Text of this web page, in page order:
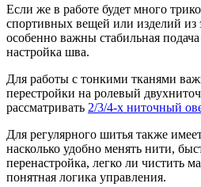
Если же в работе будет много
спортивных вещей или изделий из
особенно важны стабильная
настройка шва.
Для работы с тонкими тканями
перестройки на ролевый
рассматривать 2/3/4-х ниточный
Для регулярного шитья также
насколько удобно менять нити,
перенастройка, легко ли чистить
понятная логика управления.